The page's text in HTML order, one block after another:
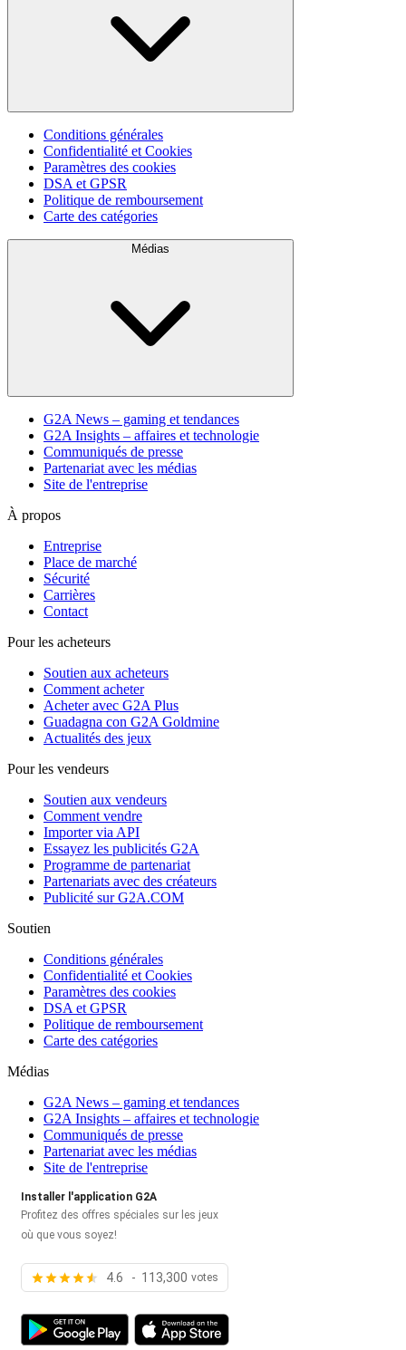
Conditions générales
Confidentialité et Cookies
Paramètres des cookies
DSA et GPSR
Politique de remboursement
Carte des catégories
Médias
G2A News – gaming et tendances
G2A Insights – affaires et technologie
Communiqués de presse
Partenariat avec les médias
Site de l'entreprise
À propos
Entreprise
Place de marché
Sécurité
Carrières
Contact
Pour les acheteurs
Soutien aux acheteurs
Comment acheter
Acheter avec G2A Plus
Guadagna con G2A Goldmine
Actualités des jeux
Pour les vendeurs
Soutien aux vendeurs
Comment vendre
Importer via API
Essayez les publicités G2A
Programme de partenariat
Partenariats avec des créateurs
Publicité sur G2A.COM
Soutien
Conditions générales
Confidentialité et Cookies
Paramètres des cookies
DSA et GPSR
Politique de remboursement
Carte des catégories
Médias
G2A News – gaming et tendances
G2A Insights – affaires et technologie
Communiqués de presse
Partenariat avec les médias
Site de l'entreprise
Installer l'application G2A
Profitez des offres spéciales sur les jeux
où que vous soyez!
4.6 - 113,300 votes